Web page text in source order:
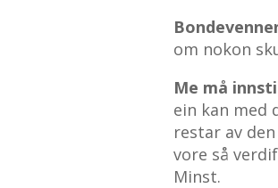
om nokon
Me må
ein kan med
restar av
vore så
Minst.